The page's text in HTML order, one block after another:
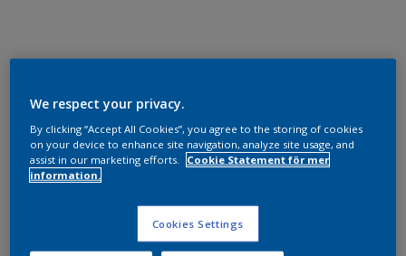
We respect your privacy.
By clicking “Accept All Cookies”, you agree to the storing of cookies
on your device to enhance site navigation, analyze site usage, and
assist in our marketing efforts.
Cookie Statement för mer
information.
Cookies Settings